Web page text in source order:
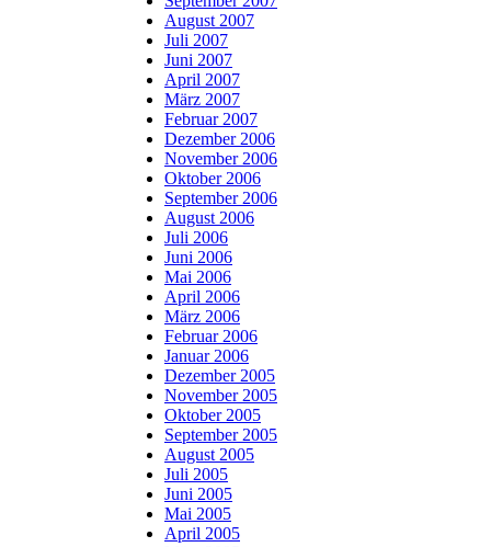
August 2007
Juli 2007
Juni 2007
April 2007
März 2007
Februar 2007
Dezember 2006
November 2006
Oktober 2006
September 2006
August 2006
Juli 2006
Juni 2006
Mai 2006
April 2006
März 2006
Februar 2006
Januar 2006
Dezember 2005
November 2005
Oktober 2005
September 2005
August 2005
Juli 2005
Juni 2005
Mai 2005
April 2005